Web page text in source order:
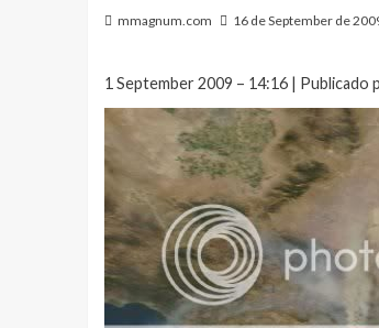
mmagnum.com 16 de September de
1 September 2009 – 14:16 | Publicado